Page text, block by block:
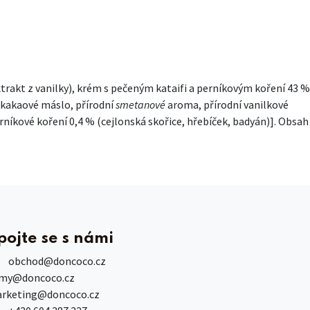
z vanilky), krém s pečeným kataifi a perníkovým koření 43 %
máslo, přírodnísmetanovéaroma, přírodní vanilkové
koření 0,4 % (cejlonská skořice, hřebíček, badyán)]. Obsah
se s námi
obchod@doncoco.cz